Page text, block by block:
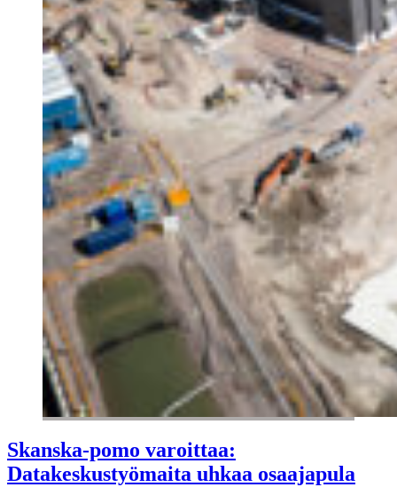
Skanska-pomo varoittaa:
Datakeskustyömaita uhkaa osaajapula